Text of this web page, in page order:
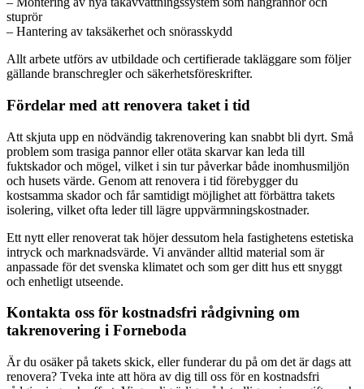
stuprör
– Hantering av taksäkerhet och snörasskydd
Allt arbete utförs av utbildade och certifierade takläggare som följer
gällande branschregler och säkerhetsföreskrifter.
Fördelar med att renovera taket i tid
Att skjuta upp en nödvändig takrenovering kan snabbt bli dyrt. Små
problem som trasiga pannor eller otäta skarvar kan leda till
fuktskador och mögel, vilket i sin tur påverkar både inomhusmiljön
och husets värde. Genom att renovera i tid förebygger du
kostsamma skador och får samtidigt möjlighet att förbättra takets
isolering, vilket ofta leder till lägre uppvärmningskostnader.
Ett nytt eller renoverat tak höjer dessutom hela fastighetens estetiska
intryck och marknadsvärde. Vi använder alltid material som är
anpassade för det svenska klimatet och som ger ditt hus ett snyggt
och enhetligt utseende.
Kontakta oss för kostnadsfri rådgivning om
takrenovering i Forneboda
Är du osäker på takets skick, eller funderar du på om det är dags att
renovera? Tveka inte att höra av dig till oss för en kostnadsfri